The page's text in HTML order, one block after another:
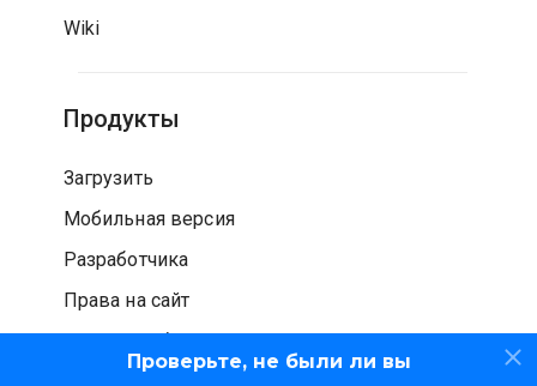
Проверьте, не были ли вы
Wiki
Продукты
Загрузить
Мобильная версия
Разработчика
Права на сайт
Проверка безопасности